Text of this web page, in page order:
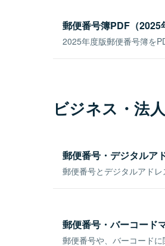
郵便番号簿PDF（2025
2025年度版郵便番号簿を
ビジネス・法
郵便番号・デジタルア
郵便番号とデジタルアドレ
郵便番号・バーコード
郵便番号や、バーコードに